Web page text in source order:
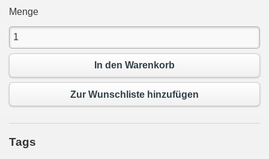
Menge
In den Warenkorb
Zur Wunschliste hinzufügen
Tags